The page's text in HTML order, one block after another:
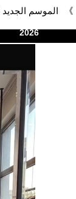
2026
الموسم الجديد 2026